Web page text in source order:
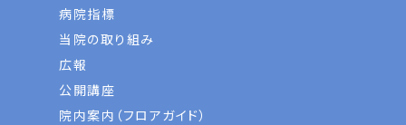
病院指標
当院の取り組み
広報
公開講座
院内案内（フロアガイド）